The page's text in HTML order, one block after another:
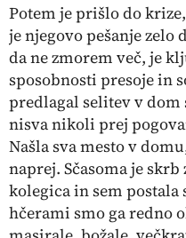
Potem je prišlo do
je njegovo pešanje
da ne zmorem več, je
sposobnosti presoje in
predlagal selitev v dom
nisva nikoli prej
Našla sva mesto v
naprej. Sčasoma je
kolegica in sem postala
hčerami smo ga redno